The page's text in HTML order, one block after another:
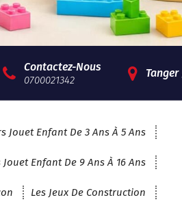
Contactez-Nous
0700021342
Jouet Enfant De 3 Ans À 5 Ans
Jouet Enfant De 9 Ans À 16 Ans
Les Jeux De Construction